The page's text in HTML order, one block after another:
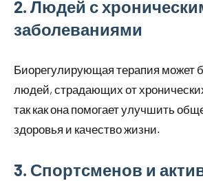
2. Людей с
заболеваниями
Биорегулирующая терапия может
людей, страдающих от
так как она помогает улучшить
здоровья и качество жизни.
3. Спортсменов и